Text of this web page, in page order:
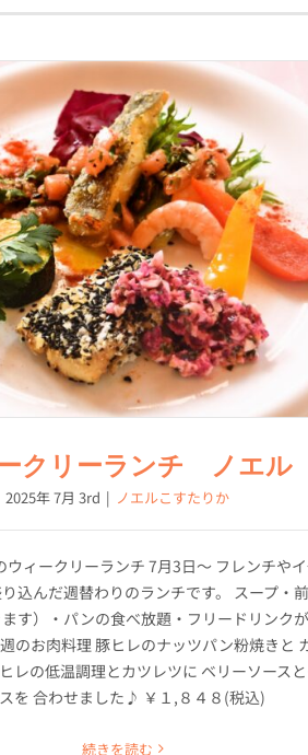
クリーランチ ノエル
2025年 7月 3rd | ノエルこすたりか
ウィークリーランチ 7月3日～ フレンチや
込んだ週替わりのランチです。 スープ・
す）・パンの食べ放題・フリードリンク
のお肉料理 豚ヒレのナッツパン粉焼きと
レの低温調理とカツレツに ベリーソース
を 合わせました♪ ￥１,８４８(税込)
続きを読む